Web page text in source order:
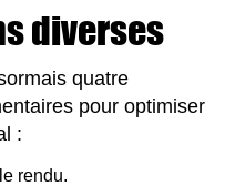
diverses
quatre
pour optimiser
:
rendu.